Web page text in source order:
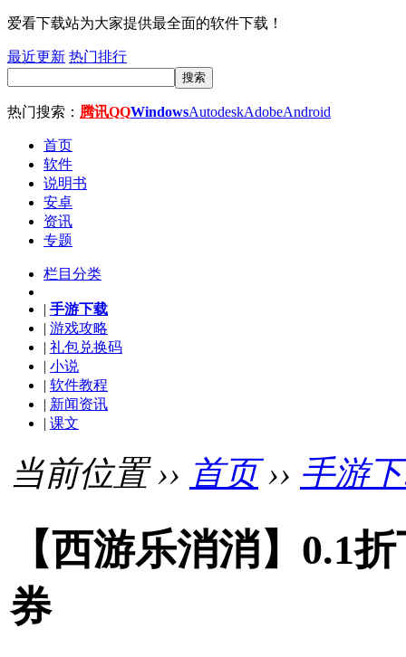
爱看下载站为大家提供最全面的软件下载！
最近更新 热门排行
搜索
热门搜索： 腾讯QQWindowsAutodeskAdobeAndroid
首页
软件
说明书
安卓
资讯
专题
栏目分类
| 手游下载
| 游戏攻略
| 礼包兑换码
| 小说
| 软件教程
| 新闻资讯
| 课文
当前位置 ›› 首页›› 手游
【西游乐消消】0.1
券